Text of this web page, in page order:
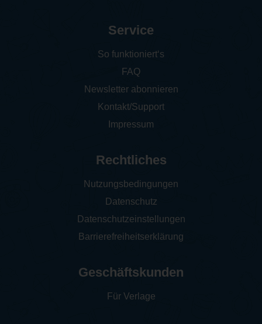
Service
So funktioniert‘s
FAQ
Newsletter abonnieren
Kontakt/Support
Impressum
Rechtliches
Nutzungsbedingungen
Datenschutz
Datenschutzeinstellungen
Barrierefreiheitserklärung
Geschäftskunden
Für Verlage